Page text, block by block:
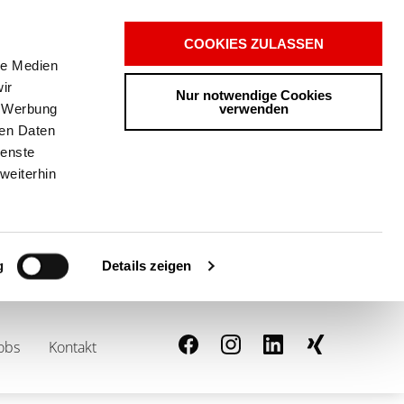
Medien
Daten
Details zeigen
COOKIES ZULASSEN
Nur notwendige Cookies
verwenden
Kontakt